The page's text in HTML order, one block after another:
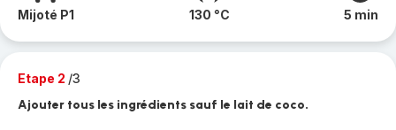
Mijoté P1 130 °C 5 min
Etape 2 /3
Ajouter tous les ingrédients sauf le lait de coco.